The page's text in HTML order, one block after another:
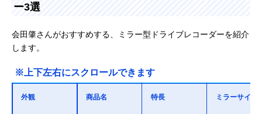
ー3選
会田肇さんがおすすめする、ミラー型ドライブレコーダーを紹介
します。
※上下左右にスクロールできます
外観 商品名 特長 ミラーサイズ